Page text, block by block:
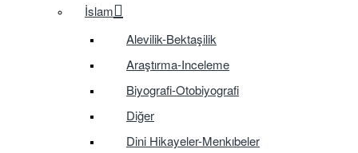
İslam
Alevilik-Bektaşilik
Araştırma-Inceleme
Biyografi-Otobiyografi
Diğer
Dini Hikayeler-Menkıbeler